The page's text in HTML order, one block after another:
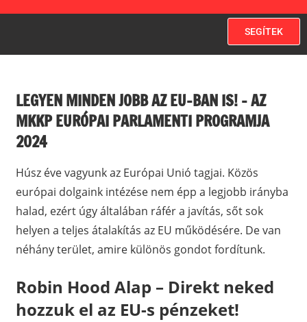
SEGÍTEK
LEGYEN MINDEN JOBB AZ EU-BAN IS! – AZ
MKKP EURÓPAI PARLAMENTI PROGRAMJA
2024
Húsz éve vagyunk az Európai Unió tagjai. Közös
európai dolgaink intézése nem épp a legjobb irányba
halad, ezért úgy általában ráfér a javítás, sőt sok
helyen a teljes átalakítás az EU működésére. De van
néhány terület, amire különös gondot fordítunk.
Robin Hood Alap – Direkt neked
hozzuk el az EU-s pénzeket!